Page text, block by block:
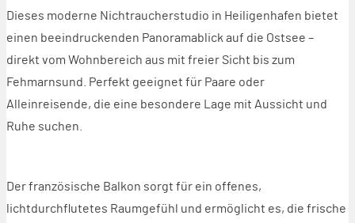
Dieses moderne Nichtraucherstudio in Heiligenhafen bietet
einen beeindruckenden Panoramablick auf die Ostsee –
direkt vom Wohnbereich aus mit freier Sicht bis zum
Fehmarnsund. Perfekt geeignet für Paare oder
Alleinreisende, die eine besondere Lage mit Aussicht und
Ruhe suchen.
Der französische Balkon sorgt für ein offenes,
lichtdurchflutetes Raumgefühl und ermöglicht es, die frische